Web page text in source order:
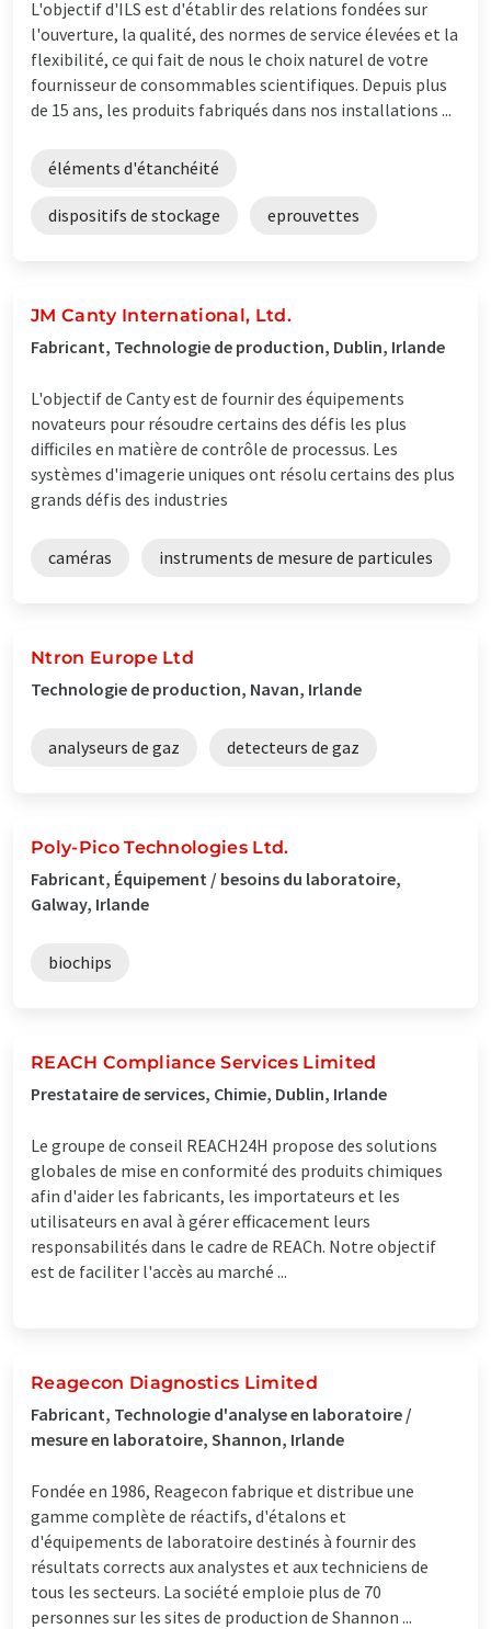
L'objectif d'ILS est d'établir des relations fondées sur
l'ouverture, la qualité, des normes de service élevées et la
flexibilité, ce qui fait de nous le choix naturel de votre
fournisseur de consommables scientifiques. Depuis plus
de 15 ans, les produits fabriqués dans nos installations ...
éléments d'étanchéité
dispositifs de stockage eprouvettes
JM Canty International, Ltd.
Fabricant, Technologie de production, Dublin, Irlande
L'objectif de Canty est de fournir des équipements
novateurs pour résoudre certains des défis les plus
difficiles en matière de contrôle de processus. Les
systèmes d'imagerie uniques ont résolu certains des plus
grands défis des industries
caméras instruments de mesure de particules
Ntron Europe Ltd
Technologie de production, Navan, Irlande
analyseurs de gaz detecteurs de gaz
Poly-Pico Technologies Ltd.
Fabricant, Équipement / besoins du laboratoire,
Galway, Irlande
biochips
REACH Compliance Services Limited
Prestataire de services, Chimie, Dublin, Irlande
Le groupe de conseil REACH24H propose des solutions
globales de mise en conformité des produits chimiques
afin d'aider les fabricants, les importateurs et les
utilisateurs en aval à gérer efficacement leurs
responsabilités dans le cadre de REACh. Notre objectif
est de faciliter l'accès au marché ...
Reagecon Diagnostics Limited
Fabricant, Technologie d'analyse en laboratoire /
mesure en laboratoire, Shannon, Irlande
Fondée en 1986, Reagecon fabrique et distribue une
gamme complète de réactifs, d'étalons et
d'équipements de laboratoire destinés à fournir des
résultats corrects aux analystes et aux techniciens de
tous les secteurs. La société emploie plus de 70
personnes sur les sites de production de Shannon ...